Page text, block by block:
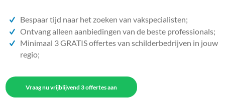
Bespaar tijd naar het zoeken van vakspecialisten;
Ontvang alleen aanbiedingen van de beste professionals;
Minimaal 3 GRATIS offertes van schilderbedrijven in jouw
regio;
Vraag nu vrijblijvend 3 offertes aan